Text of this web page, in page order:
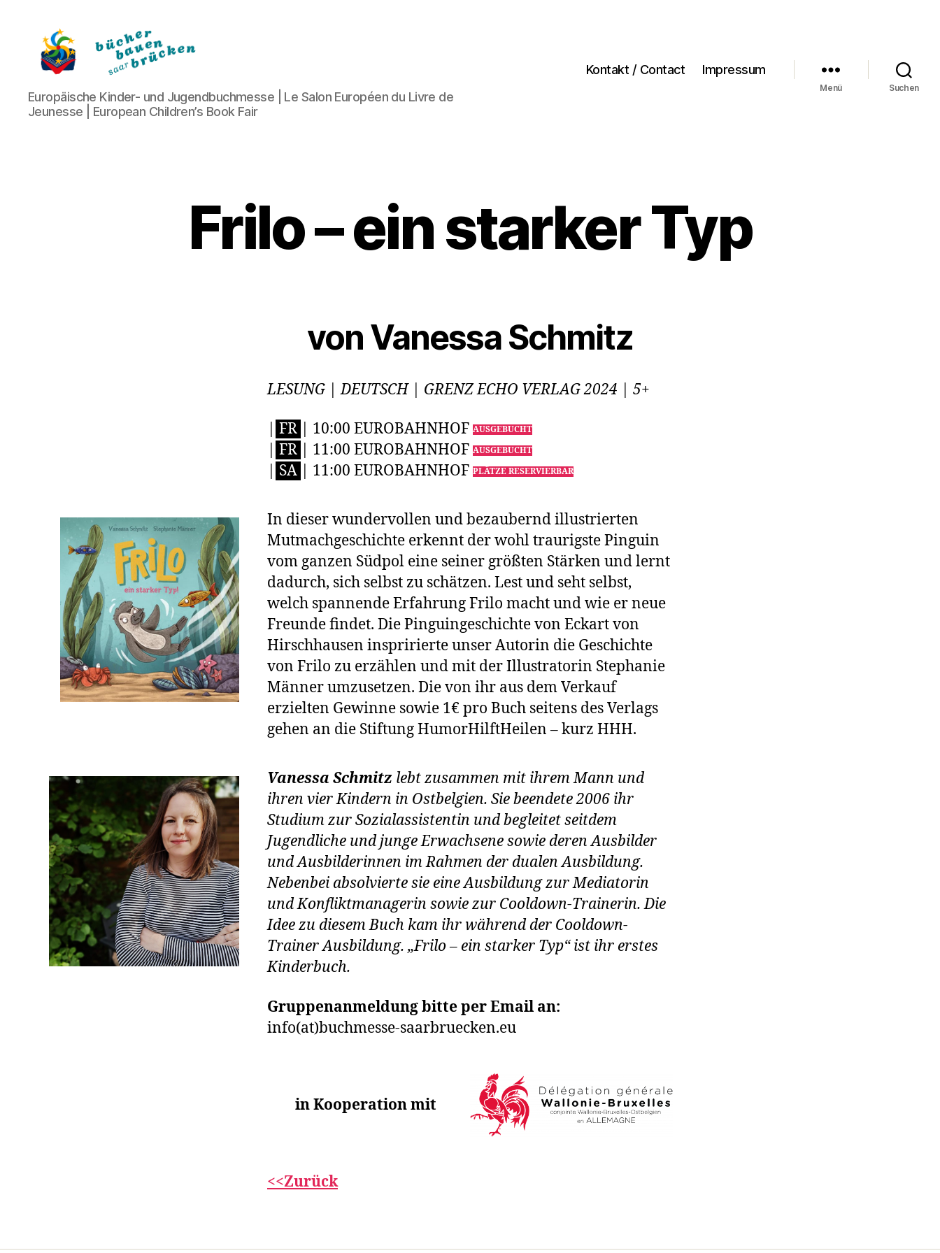
Bücher
bauen
Brücken
Europäische Kinder- und Jugendbuchmesse | Le Salon Européen du Livre de
Jeunesse | European Children’s Book Fair
Kontakt / Contact Impressum
Menü Suchen
Frilo – ein starker Typ
von Vanessa Schmitz
LESUNG | DEUTSCH | GRENZ ECHO VERLAG 2024 | 5+
FR | 10:00 EUROBAHNHOF AUSGEBUCHT
FR | 11:00 EUROBAHNHOF AUSGEBUCHT
SA | 11:00 EUROBAHNHOF PLÄTZE RESERVIERBAR
In dieser wundervollen und bezaubernd illustrierten
Mutmachgeschichte erkennt der wohl traurigste Pinguin
vom ganzen Südpol eine seiner größten Stärken und lernt
dadurch, sich selbst zu schätzen. Lest und seht selbst,
welch spannende Erfahrung Frilo macht und wie er neue
Freunde findet. Die Pinguingeschichte von Eckart von
Hirschhausen inspririerte unser Autorin die Geschichte
von Frilo zu erzählen und mit der Illustratorin Stephanie
Männer umzusetzen. Die von ihr aus dem Verkauf
erzielten Gewinne sowie 1€ pro Buch seitens des Verlags
gehen an die Stiftung HumorHilftHeilen – kurz HHH.
Vanessa Schmitz lebt zusammen mit ihrem Mann und
ihren vier Kindern in Ostbelgien. Sie beendete 2006 ihr
Studium zur Sozialassistentin und begleitet seitdem
Jugendliche und junge Erwachsene sowie deren Ausbilder
und Ausbilderinnen im Rahmen der dualen Ausbildung.
Nebenbei absolvierte sie eine Ausbildung zur Mediatorin
und Konfliktmanagerin sowie zur Cooldown-Trainerin. Die
Idee zu diesem Buch kam ihr während der Cooldown-
Trainer Ausbildung. „Frilo – ein starker Typ“ ist ihr erstes
Kinderbuch.
Gruppenanmeldung bitte per Email an:
info(at)buchmesse-saarbruecken.eu
in Kooperation mit
<<Zurück